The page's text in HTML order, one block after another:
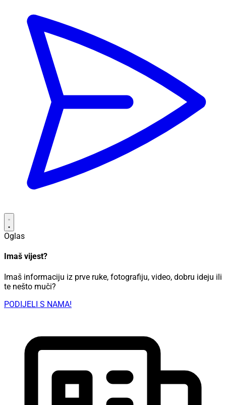
Oglas
Imaš vijest?
Imaš informaciju iz prve ruke, fotografiju, video, dobru ideju ili
te nešto muči?
PODIJELI S NAMA!